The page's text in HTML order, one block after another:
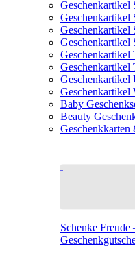
Geschenkartikel
Geschenkartikel
Geschenkartikel
Geschenkartikel
Geschenkartikel
Geschenkartikel
Geschenkartikel
Geschenkartikel
Baby
Beauty
Geschenkkarten
Schenke